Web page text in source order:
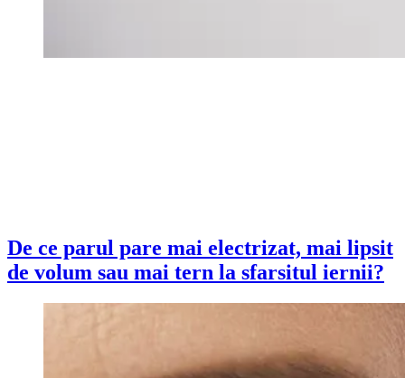
De ce parul pare mai electrizat, mai lipsit
de volum sau mai tern la sfarsitul iernii?